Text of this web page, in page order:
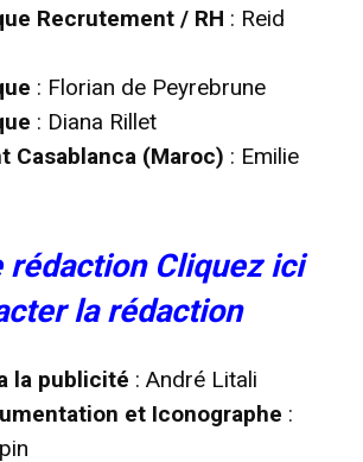
Recrutement / RH : Reid
: Florian de Peyrebrune
: Diana Rillet
Casablanca (Maroc) : Emilie
rédaction Cliquez ici
la rédaction
la publicité : André Litali
et Iconographe :